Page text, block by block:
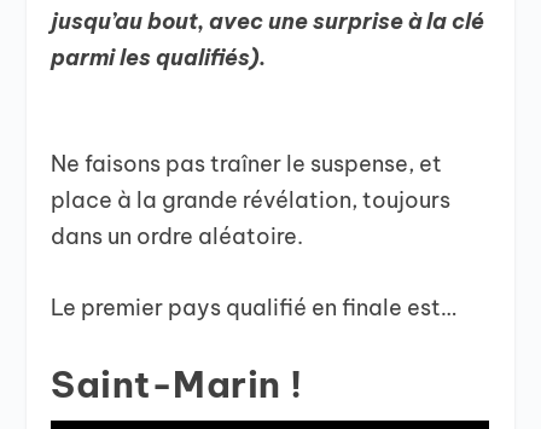
jusqu’au bout, avec une surprise à la clé
parmi les qualifiés).
Ne faisons pas traîner le suspense, et
place à la grande révélation, toujours
dans un ordre aléatoire.
Le premier pays qualifié en finale est…
Saint-Marin !